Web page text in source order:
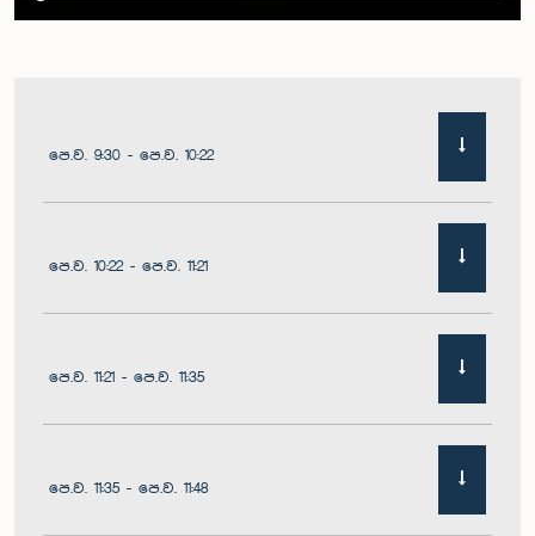
පෙ.ව. 9:30 - පෙ.ව. 10:22
පෙ.ව. 10:22 - පෙ.ව. 11:21
පෙ.ව. 11:21 - පෙ.ව. 11:35
පෙ.ව. 11:35 - පෙ.ව. 11:48